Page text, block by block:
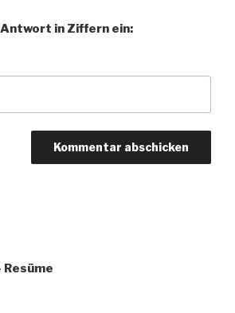
in Ziffern ein:
Resüme